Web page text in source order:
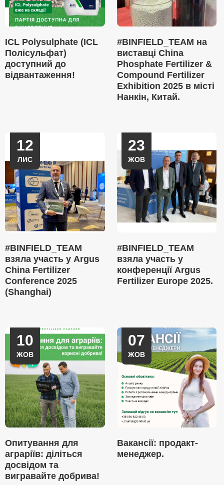
ICL Polysulphate (ICL
Полісульфат)
доступний до
відвантаження!
#BINFIELD_TEAM на
виставці China
Phosphate Fertilizer &
Compound Fertilizer
Exhibition 2025 в місті
Нанкін, Китай.
12
ЛИС
#BINFIELD_TEAM
взяла участь у Argus
China Fertilizer
Conference 2025
(Shanghai)
23
ЖОВ
#BINFIELD_TEAM
взяла участь у
конференції Argus
Fertilizer Europe 2025.
10
ЖОВ
Опитування для
аграріїв: діліться
досвідом та
вигравайте добрива!
07
ЖОВ
Вакансії: продакт-
менеджер.